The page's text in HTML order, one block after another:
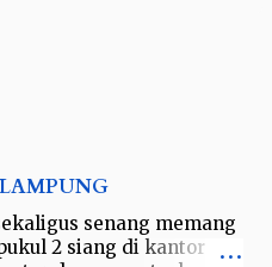
senang memang
2 siang di kantor